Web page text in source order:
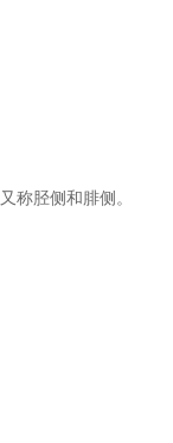
称胫侧和腓侧。